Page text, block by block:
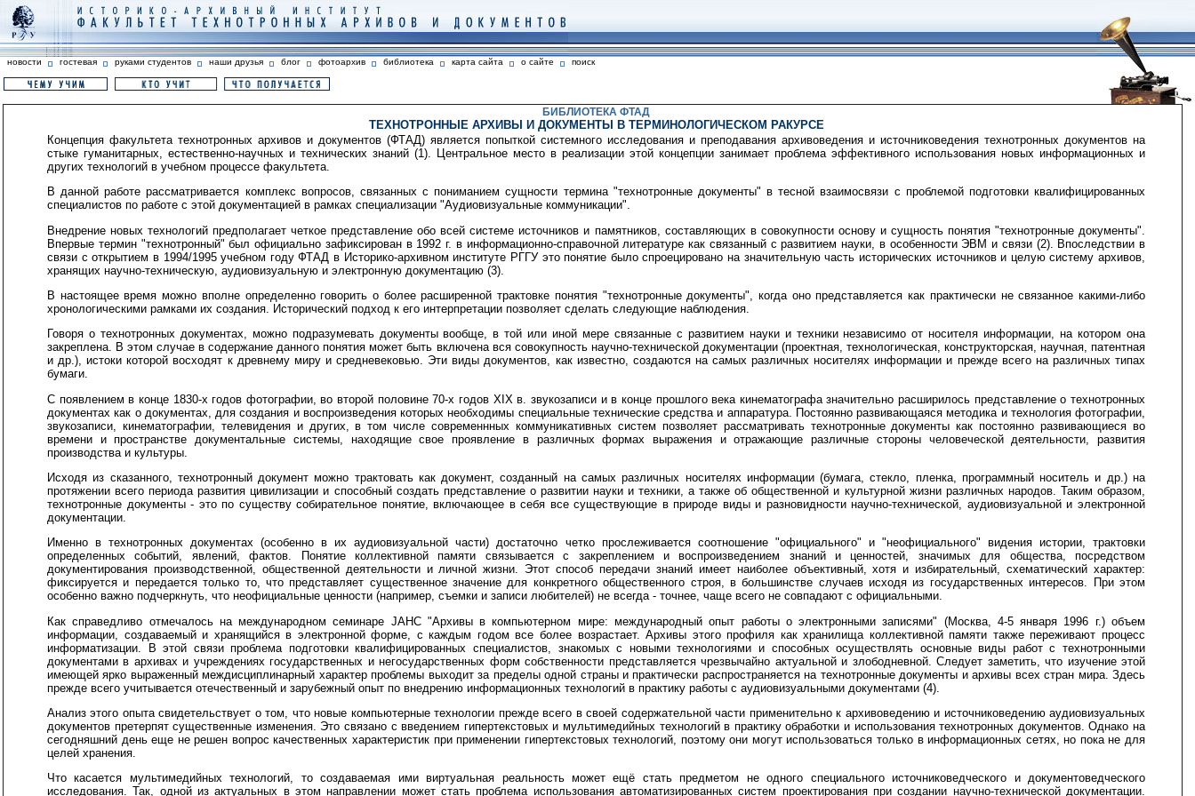
новости гостевая руками студентов наши друзья блог фотоархив библиотека карта сайта о сайте поиск
БИБЛИОТЕКА ФТАД
ТЕХНОТРОННЫЕ АРХИВЫ И ДОКУМЕНТЫ В ТЕРМИНОЛОГИЧЕСКОМ РАКУРСЕ
Концепция факультета технотронных архивов и документов (ФТАД) является попыткой системного исследования и преподавания архивоведения и источниковедения технотронных документов на
стыке гуманитарных, естественно-научных и технических знаний (1). Центральное место в реализации этой концепции занимает проблема эффективного использования новых информационных и
других технологий в учебном процессе факультета.
В данной работе рассматривается комплекс вопросов, связанных с пониманием сущности термина "технотронные документы" в тесной взаимосвязи с проблемой подготовки квалифицированных
специалистов по работе с этой документацией в рамках специализации "Аудиовизуальные коммуникации".
Внедрение новых технологий предполагает четкое представление обо всей системе источников и памятников, составляющих в совокупности основу и сущность понятия "технотронные документы".
Впервые термин "технотронный" был официально зафиксирован в 1992 г. в информационно-справочной литературе как связанный с развитием науки, в особенности ЭВМ и связи (2). Впоследствии в
связи с открытием в 1994/1995 учебном году ФТАД в Историко-архивном институте РГГУ это понятие было спроецировано на значительную часть исторических источников и целую систему архивов,
хранящих научно-техническую, аудиовизуальную и электронную документацию (3).
В настоящее время можно вполне определенно говорить о более расширенной трактовке понятия "технотронные документы", когда оно представляется как практически не связанное какими-либо
хронологическими рамками их создания. Исторический подход к его интерпретации позволяет сделать следующие наблюдения.
Говоря о технотронных документах, можно подразумевать документы вообще, в той или иной мере связанные с развитием науки и техники независимо от носителя информации, на котором она
закреплена. В этом случае в содержание данного понятия может быть включена вся совокупность научно-технической документации (проектная, технологическая, конструкторская, научная, патентная
и др.), истоки которой восходят к древнему миру и средневековью. Эти виды документов, как известно, создаются на самых различных носителях информации и прежде всего на различных типах
бумаги.
С появлением в конце 1830-х годов фотографии, во второй половине 70-х годов XIX в. звукозаписи и в конце прошлого века кинематографа значительно расширилось представление о технотронных
документах как о документах, для создания и воспроизведения которых необходимы специальные технические средства и аппаратура. Постоянно развивающаяся методика и технология фотографии,
звукозаписи, кинематографии, телевидения и других, в том числе современнных коммуникативных систем позволяет рассматривать технотронные документы как постоянно развивающиеся во
времени и пространстве документальные системы, находящие свое проявление в различных формах выражения и отражающие различные стороны человеческой деятельности, развития
производства и культуры.
Исходя из сказанного, технотронный документ можно трактовать как документ, созданный на самых различных носителях информации (бумага, стекло, пленка, программный носитель и др.) на
протяжении всего периода развития цивилизации и способный создать представление о развитии науки и техники, а также об общественной и культурной жизни различных народов. Таким образом,
технотронные документы - это по существу собирательное понятие, включающее в себя все существующие в природе виды и разновидности научно-технической, аудиовизуальной и электронной
документации.
Именно в технотронных документах (особенно в их аудиовизуальной части) достаточно четко прослеживается соотношение "официального" и "неофициального" видения истории, трактовки
определенных событий, явлений, фактов. Понятие коллективной памяти связывается с закреплением и воспроизведением знаний и ценностей, значимых для общества, посредством
документирования производственной, общественной деятельности и личной жизни. Этот способ передачи знаний имеет наиболее объективный, хотя и избирательный, схематический характер:
фиксируется и передается только то, что представляет существенное значение для конкретного общественного строя, в большинстве случаев исходя из государственных интересов. При этом
особенно важно подчеркнуть, что неофициальные ценности (например, съемки и записи любителей) не всегда - точнее, чаще всего не совпадают с официальными.
Как справедливо отмечалось на международном семинаре JАНС "Архивы в компьютерном мире: международный опыт работы о электронными записями" (Москва, 4-5 января 1996 г.) объем
информации, создаваемый и хранящийся в электронной форме, с каждым годом все более возрастает. Архивы этого профиля как хранилища коллективной памяти также переживают процесс
информатизации. В этой связи проблема подготовки квалифицированных специалистов, знакомых с новыми технологиями и способных осуществлять основные виды работ с технотронными
документами в архивах и учреждениях государственных и негосударственных форм собственности представляется чрезвычайно актуальной и злободневной. Следует заметить, что изучение этой
имеющей ярко выраженный междисциплинарный характер проблемы выходит за пределы одной страны и практически распространяется на технотронные документы и архивы всех стран мира. Здесь
прежде всего учитывается отечественный и зарубежный опыт по внедрению информационных технологий в практику работы с аудиовизуальными документами (4).
Анализ этого опыта свидетельствует о том, что новые компьютерные технологии прежде всего в своей содержательной части применительно к архивоведению и источниковедению аудиовизуальных
документов претерпят существенные изменения. Это связано с введением гипертекстовых и мультимедийных технологий в практику обработки и использования технотронных документов. Однако на
сегодняшний день еще не решен вопрос качественных характеристик при применении гипертекстовых технологий, поэтому они могут использоваться только в информационных сетях, но пока не для
целей хранения.
Что касается мультимедийных технологий, то создаваемая ими виртуальная реальность может ещё стать предметом не одного специального источниковедческого и документоведческого
исследования. Так, одной из актуальных в этом направлении может стать проблема использования автоматизированных систем проектирования при создании научно-технической документации.